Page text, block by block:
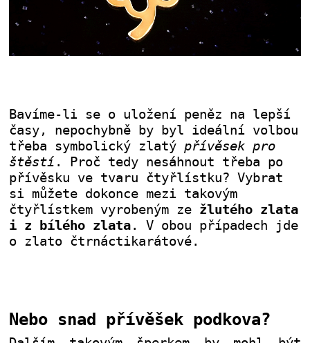
Bavíme-li se o uložení peněz na lepší
časy, nepochybně by byl ideální volbou
třeba symbolický zlatýpřívěsek pro
štěstí . Proč tedy nesáhnout třeba po
přívěsku ve tvaru čtyřlístku? Vybrat
si můžete dokonce mezi takovým
čtyřlístkem vyrobeným ze žlutého zlata
i z bílého zlata. V obou případech jde
o zlato čtrnáctikarátové.
Nebo snad přívěšek podkova?